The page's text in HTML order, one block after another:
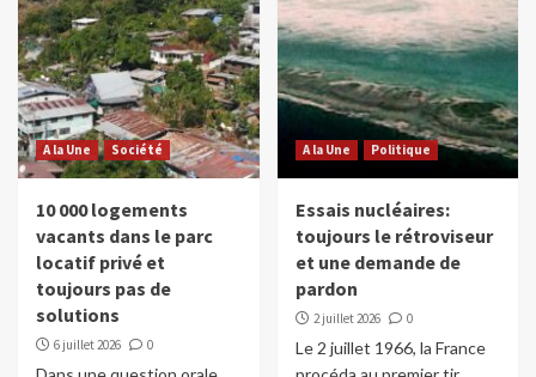
A la Une Société
10 000 logements
vacants dans le parc
locatif privé et
toujours pas de
solutions
6 juillet 2026 0
A la Une Politique
Essais nucléaires:
toujours le rétroviseur
et une demande de
pardon
2 juillet 2026 0
Le 2 juillet 1966, la France